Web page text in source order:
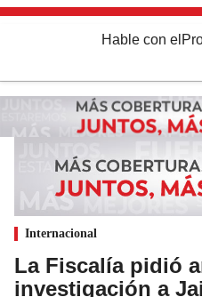
Hable con el
Internacional
La Fiscalía pidió
investigación a